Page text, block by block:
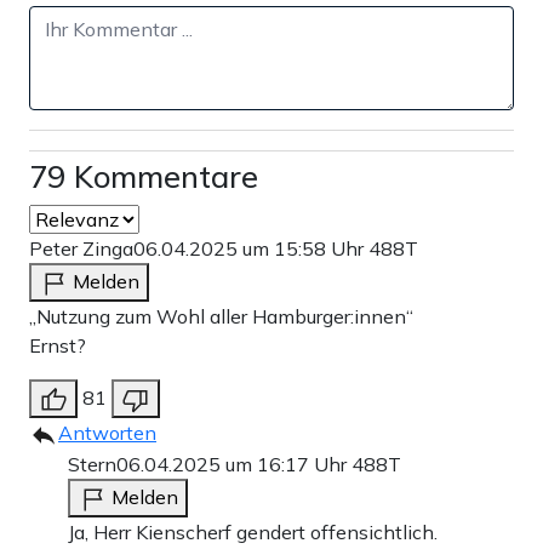
79 Kommentare
Peter Zinga06.04.2025 um 15:58 Uhr 488T
Melden
„Nutzung zum Wohl aller Hamburger:innen“
Ernst?
81
Antworten
Stern06.04.2025 um 16:17 Uhr 488T
Melden
Ja, Herr Kienscherf gendert offensichtlich.